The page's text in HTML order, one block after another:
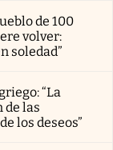
de 100
volver:
soledad”
“La
de las
los deseos”